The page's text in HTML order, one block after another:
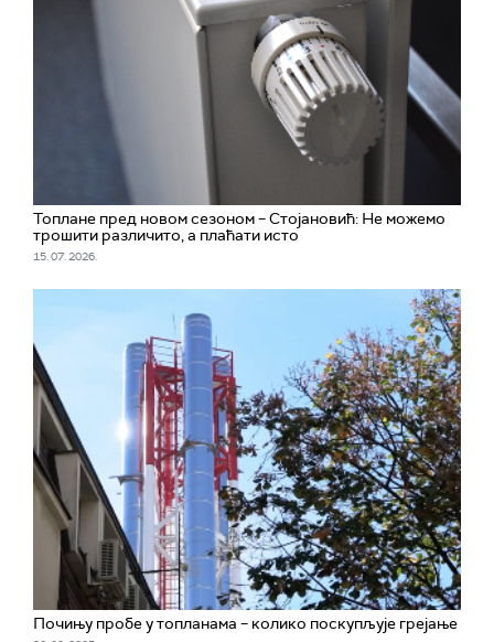
Топлане пред новом сезоном – Стoјановић: Не можемо
трошити различито, а плаћати исто
15. 07. 2026.
Почињу пробе у топланама – колико поскупљује грејање